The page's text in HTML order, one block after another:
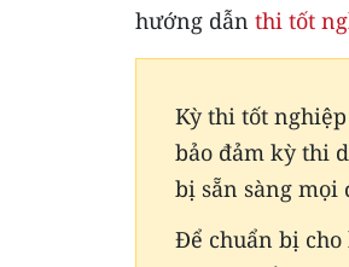
hướng dẫn thi tốt
Kỳ thi tốt
bảo đảm kỳ thi
bị sẵn sàng
Để chuẩn bị